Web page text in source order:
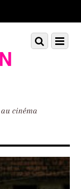
cinéma
Menu
Scroll
down